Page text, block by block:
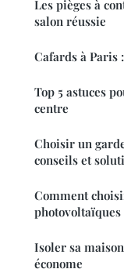
Les pièges à
salon réussie
Cafards à Paris
Top 5 astuces
centre
Choisir un
conseils et
Comment
photovoltaïques
Isoler sa
économe